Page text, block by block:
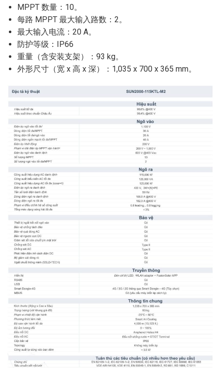
MPPT 数量：10。
每路 MPPT 最大输入路数：2。
最大输入电流：20 A。
防护等级：IP66
重量（含安装支架）：93 kg。
外形尺寸（宽 x 高 x 深）：1,035 x 700 x 365 mm。